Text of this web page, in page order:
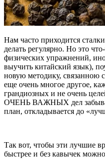
Нам часто приходится
делать регулярно. Но это
физических упражнений,
выучить китайский язык),
новую методику, связанною
еще очень многое другое,
грандиозных и не очень
ОЧЕНЬ ВАЖНЫХ дел
план, откладывается до
Так вот, чтобы эти лучшие
быстрее и без кавычек